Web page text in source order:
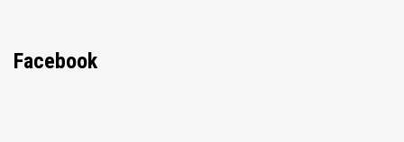
Facebook